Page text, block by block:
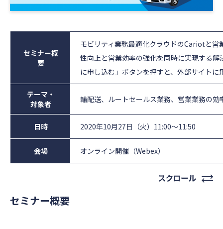
セミナー概
要
モビリティ業務最適化クラウドのCariotと
性向上と営業効率の強化を同時に実現する
に申し込む」ボタンを押すと、外部サイトに
テーマ・
対象者
輸配送、ルートセールス業務、営業業務の
日時 2020年10月27日（火）11:00〜11:50
会場 オンライン開催（Webex）
セミナー概要